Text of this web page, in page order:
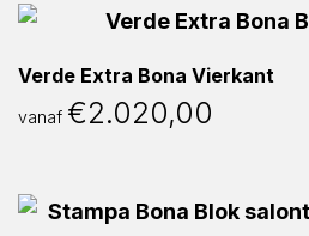
Verde Extra Bona Vierkant
vanaf €2.020,00